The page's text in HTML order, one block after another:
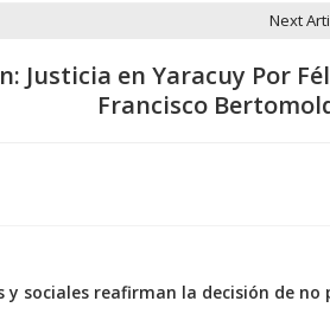
Next
Justicia en Yaracuy Por
Francisco
y sociales reafirman la decisión de